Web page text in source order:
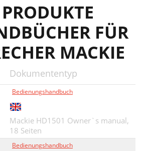
FÜR
MACKIE
Dokumententyp
Bedienungshandbuch
Mackie HD1501 Owner`s manual,
18 Seiten
Bedienungshandbuch